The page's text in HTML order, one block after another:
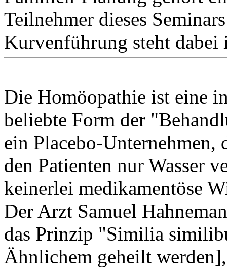
Teilnehmer dieses
Kurvenführung steht
Die Homöopathie ist eine
beliebte Form der
ein Placebo-
den Patienten nur Wasser
keinerlei medikamentöse
Der Arzt Samuel
das Prinzip "Similia
Ähnlichem geheilt